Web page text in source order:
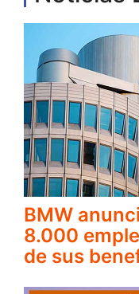
BMW
8.000
de sus